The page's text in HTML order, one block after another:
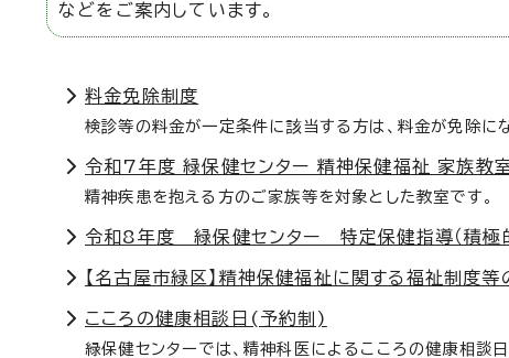
などをご案内しています。
料金免除制度
検診等の料金が一定条件に該当する方は、料金が免除にな
令和7年度 緑保健センター 精神保健福祉 家族教
精神疾患を抱える方のご家族等を対象とした教室です。
令和8年度 緑保健センター 特定保健指導（積極
【名古屋市緑区】精神保健福祉に関する福祉制度等
こころの健康相談日(予約制)
緑保健センターでは、精神科医によるこころの健康相談日